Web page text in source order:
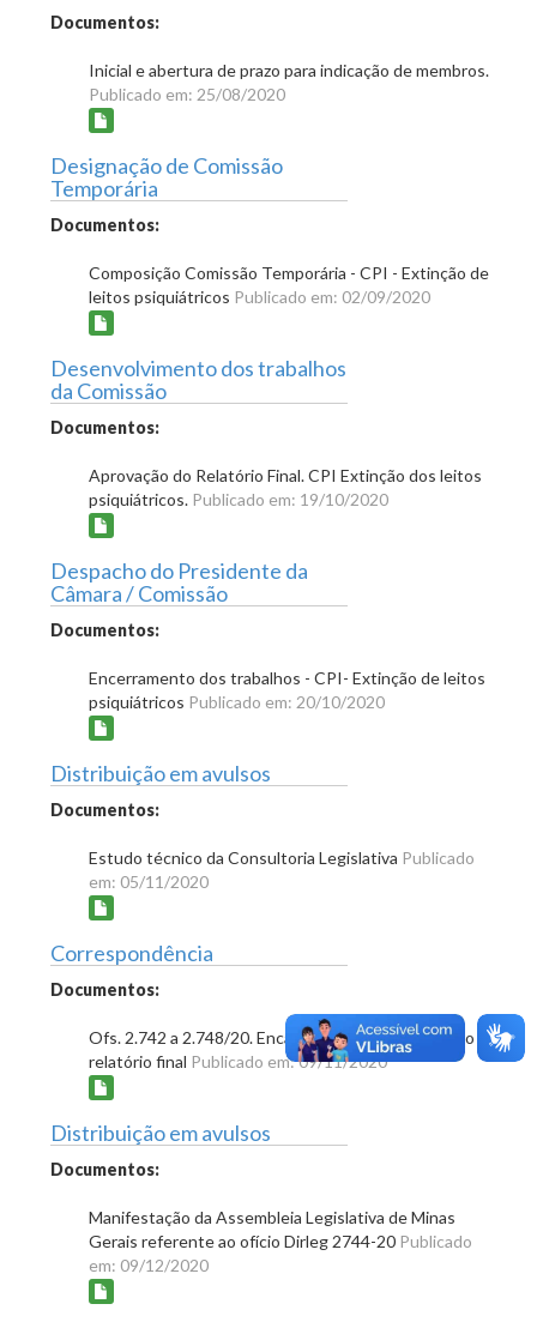
Documentos:
Inicial e abertura de prazo para indicação de membros.
Publicado em: 25/08/2020
Designação de Comissão
Temporária
Documentos:
Composição Comissão Temporária - CPI - Extinção de
leitos psiquiátricos Publicado em: 02/09/2020
Desenvolvimento dos trabalhos
da Comissão
Documentos:
Aprovação do Relatório Final. CPI Extinção dos leitos
psiquiátricos. Publicado em: 19/10/2020
Despacho do Presidente da
Câmara / Comissão
Documentos:
Encerramento dos trabalhos - CPI- Extinção de leitos
psiquiátricos Publicado em: 20/10/2020
Distribuição em avulsos
Documentos:
Estudo técnico da Consultoria Legislativa Publicado
em: 05/11/2020
Correspondência
Documentos:
Ofs. 2.742 a 2.748/20. Encaminhamento de cópia do
relatório final Publicado em: 09/11/2020
Distribuição em avulsos
Documentos:
Manifestação da Assembleia Legislativa de Minas
Gerais referente ao ofício Dirleg 2744-20 Publicado
em: 09/12/2020